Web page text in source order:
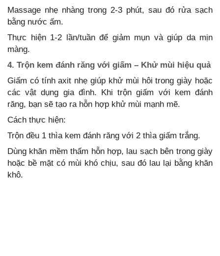
Massage nhẹ nhàng trong 2-3 phút, sau đó rửa sạch
bằng nước ấm.
Thực hiện 1-2 lần/tuần để giảm mụn và giúp da mịn
màng.
4. Trộn kem đánh răng với giấm – Khử mùi hiệu quả
Giấm có tính axit nhẹ giúp khử mùi hôi trong giày hoặc
các vật dụng gia đình. Khi trộn giấm với kem đánh
răng, bạn sẽ tạo ra hỗn hợp khử mùi mạnh mẽ.
Cách thực hiện:
Trộn đều 1 thìa kem đánh răng với 2 thìa giấm trắng.
Dùng khăn mềm thấm hỗn hợp, lau sạch bên trong giày
hoặc bề mặt có mùi khó chịu, sau đó lau lại bằng khăn
khô.